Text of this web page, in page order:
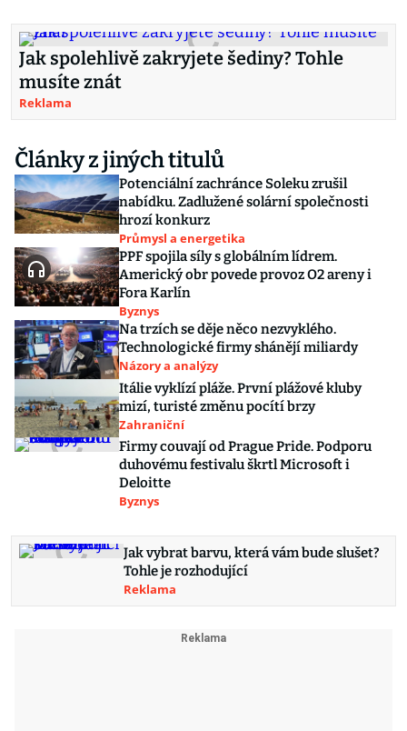
Jak spolehlivě zakryjete šediny? Tohle
musíte znát
Reklama
Články z jiných titulů
Potenciální zachránce Soleku zrušil
nabídku. Zadlužené solární společnosti
hrozí konkurz
Průmysl a energetika
PPF spojila síly s globálním lídrem.
Americký obr povede provoz O2 areny i
Fora Karlín
Byznys
Na trzích se děje něco nezvyklého.
Technologické firmy shánějí miliardy
Názory a analýzy
Itálie vyklízí pláže. První plážové kluby
mizí, turisté změnu pocítí brzy
Zahraniční
Firmy couvají od Prague Pride. Podporu
duhovému festivalu škrtl Microsoft i
Deloitte
Byznys
Jak vybrat barvu, která vám bude slušet?
Tohle je rozhodující
Reklama